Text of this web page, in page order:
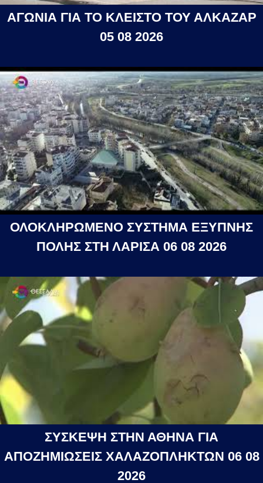
ΑΓΩΝΙΑ ΓΙΑ ΤΟ ΚΛΕΙΣΤΟ ΤΟΥ ΑΛΚΑΖΑΡ
05 08 2026
ΟΛΟΚΛΗΡΩΜΕΝΟ ΣΥΣΤΗΜΑ ΕΞΥΠΝΗΣ
ΠΟΛΗΣ ΣΤΗ ΛΑΡΙΣΑ 06 08 2026
ΣΥΣΚΕΨΗ ΣΤΗΝ ΑΘΗΝΑ ΓΙΑ
ΑΠΟΖΗΜΙΩΣΕΙΣ ΧΑΛΑΖΟΠΛΗΚΤΩΝ 06 08
2026